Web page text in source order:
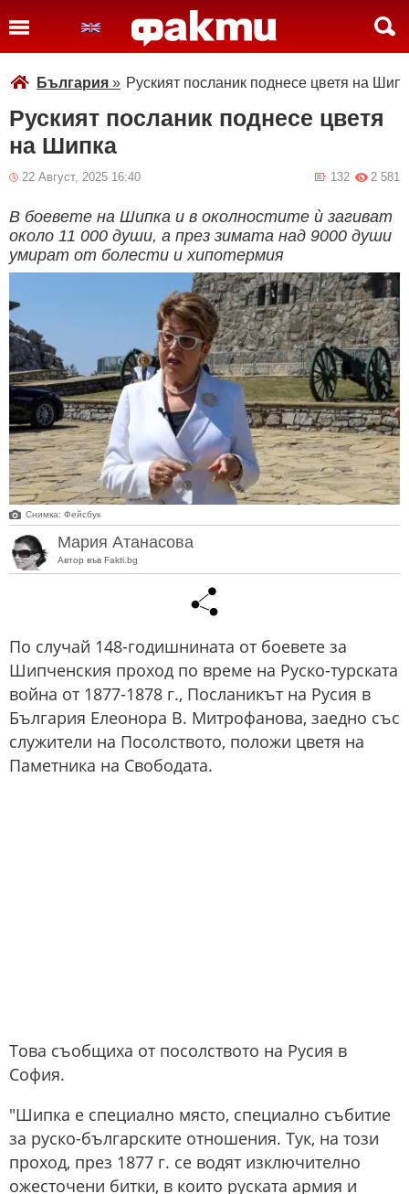
България » Руският посланик поднесе цветя на
Руският посланик поднесе цветя
на Шипка
22 Август, 2025 16:40 2 581
132
В боевете на Шипка и в околностите ѝ загиват
около 11 000 души, а през зимата над 9000 души
умират от болести и хипотермия
Снимка: Фейсбук
Мария Атанасова
Автор във Fakti.bg
По случай 148-годишнината от боевете за
Шипченския проход по време на Руско-турската
война от 1877-1878 г., Посланикът на Русия в
България Елеонора В. Митрофанова, заедно със
служители на Посолството, положи цветя на
Паметника на Свободата.
Това съобщиха от посолството на Русия в
София.
"Шипка е специално място, специално събитие
за руско-българските отношения. Тук, на този
проход, през 1877 г. се водят изключително
ожесточени битки, в които руската армия и